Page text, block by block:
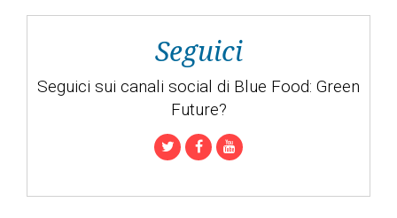
Seguici
Seguici sui canali social di Blue Food: Green
Future?